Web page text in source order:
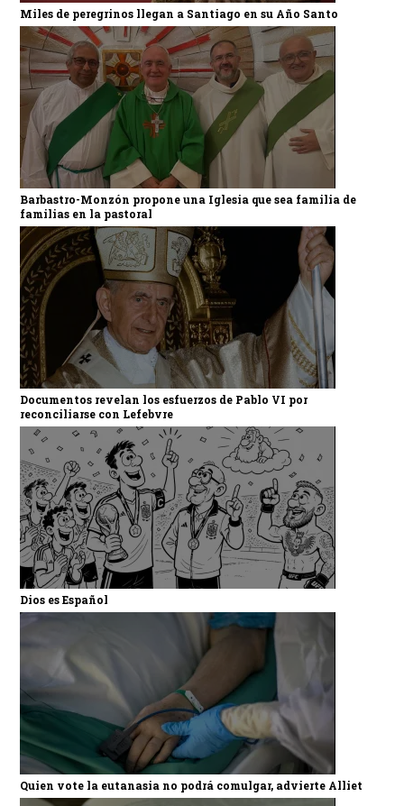
Miles de peregrinos llegan a Santiago en su Año Santo
Barbastro-Monzón propone una Iglesia que sea familia de
familias en la pastoral
Documentos revelan los esfuerzos de Pablo VI por
reconciliarse con Lefebvre
Dios es Español
Quien vote la eutanasia no podrá comulgar, advierte Alliet